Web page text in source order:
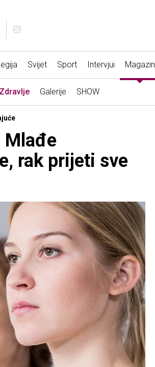
Svijet Sport Intervjui Magazin
Galerije SHOW
rak prijeti sve